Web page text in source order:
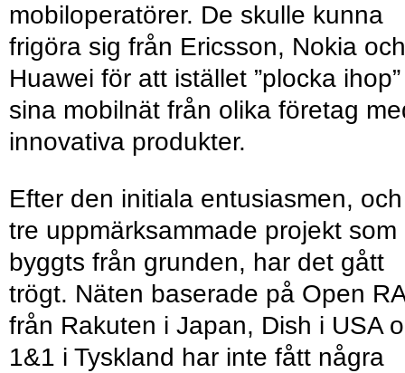
mobiloperatörer. De skulle kunna
frigöra sig från Ericsson, Nokia och
Huawei för att istället ”plocka ihop”
sina mobilnät från olika företag
innovativa produkter.
Efter den initiala entusiasmen, och
tre uppmärksammade projekt som
byggts från grunden, har det gått
trögt. Näten baserade på Open
från Rakuten i Japan, Dish i USA
1&1 i Tyskland har inte fått några